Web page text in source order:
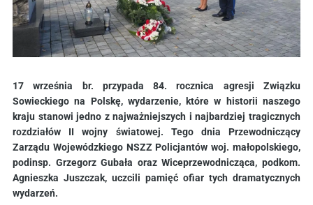
17 września br. przypada 84. rocznica agresji Związku
Sowieckiego na Polskę, wydarzenie, które w historii naszego
kraju stanowi jedno z najważniejszych i najbardziej tragicznych
rozdziałów II wojny światowej. Tego dnia Przewodniczący
Zarządu Wojewódzkiego NSZZ Policjantów woj. małopolskiego,
podinsp. Grzegorz Gubała oraz Wiceprzewodnicząca, podkom.
Agnieszka Juszczak, uczcili pamięć ofiar tych dramatycznych
wydarzeń.